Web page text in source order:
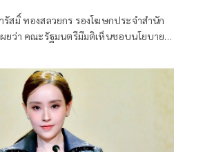
รัสมิ์ ทองสลวยกร รองโฆษกประจำสำนัก
ผยว่า คณะรัฐมนตรีมีมติเห็นชอบนโยบาย
สหกรณ์เสนอ เพื่อใช้เป็นกรอบในการ
ฒนาการประมงของประเทศในระยะ 5 ปี
การณ์ด้านทรัพยากร เศรษฐกิจ สิ่ง
ารค้าระหว่างประเทศ พร้อมยกระดับการ
อย่างสมดุลและยั่งยืน